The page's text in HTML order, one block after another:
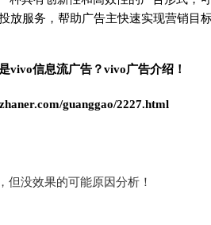
放服务，帮助广告主快速实现营销目
vivo信息流广告？vivo广告介绍！
guanggao/2227.html
但没效果的可能原因分析！